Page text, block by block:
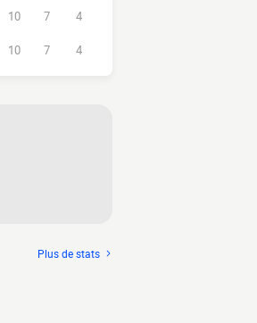
10 7 4
10 7 4
Plus de stats